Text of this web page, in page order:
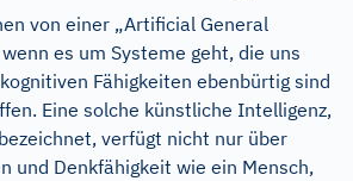
von einer „Artificial General
es um Systeme geht, die uns
Fähigkeiten ebenbürtig sind
Eine solche künstliche Intelligenz,
verfügt nicht nur über
und Denkfähigkeit wie ein Mensch,